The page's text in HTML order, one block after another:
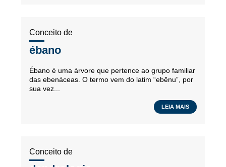
Conceito de
ébano
Ébano é uma árvore que pertence ao grupo familiar
das ebenáceas. O termo vem do latim “ebĕnu”, por
sua vez...
LEIA MAIS
Conceito de